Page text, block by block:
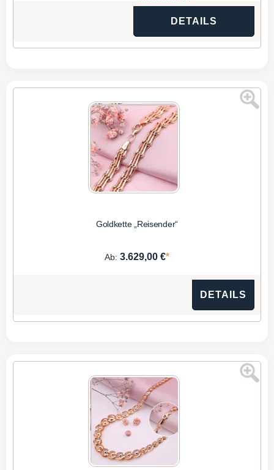
DETAILS
Goldkette „Reisender“
Ab: 3.629,00 €*
DETAILS